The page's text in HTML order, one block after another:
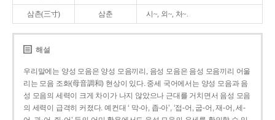
삼촌(三寸) 삼춘 시~, 외~, 처~.
해설
우리말에는 양성 모음은 양성 모음끼리, 음성 모음은 음성 모음끼리 어울
리는 모음 조화(母音調和) 현상이 있다. 중세 국어에서는 양성 모음과 음
성 모음의 세력이 크게 차이가 나지 않았으나 근대를 거치면서 음성 모음
의 세력이 급격히 커졌다. 예컨대 ‘ 막-아, 좁-아’, ‘접-어, 굽-어, 재-어, 세-